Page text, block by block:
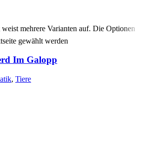
mehrere Varianten auf. Die Optionen
gewählt werden
Im Galopp
, Tiere